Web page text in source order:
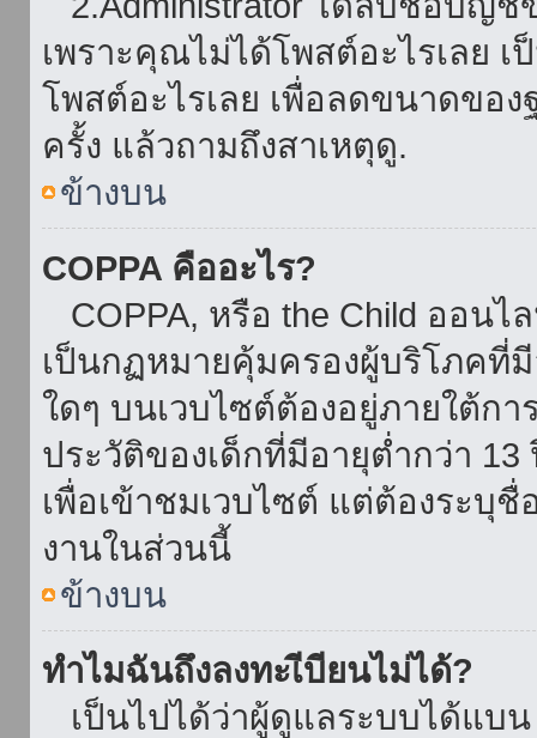
เพราะคุณไม่ได้โพสต์อะไรเลย
โพสต์อะไรเลย เพื่อลดขนาดขอ
ครั้ง แล้วถามถึงสาเหตุดู.
ข้างบน
COPPA คืออะไร?
COPPA, หรือ the Child ออนไ
เป็นกฏหมายคุ้มครองผู้บริโภคที่
ใดๆ บนเวบไซต์ต้องอยู่ภายใต้ก
ประวัติของเด็กที่มีอายุต่ำกว่า
เพื่อเข้าชมเวบไซต์ แต่ต้องระบุ
งานในส่วนนี้
ข้างบน
ทำไมฉันถึงลงทะเีบียนไม่ได้?
เป็นไปได้ว่าผู้ดูแลระบบได้แบ